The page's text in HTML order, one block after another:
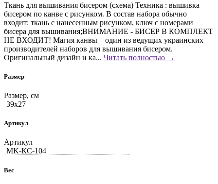
Ткань для вышивания бисером (схема) Техника : вышивка
бисером по канве с рисунком. В состав набора обычно
входит: ткань с нанесенным рисунком, ключ с номерами
бисера для вышивания;ВНИМАНИЕ - БИСЕР В КОМПЛЕКТ
НЕ ВХОДИТ! Магия канвы – один из ведущих украинских
производителей наборов для вышивания бисером.
Оригинальный дизайн и ка... Читать полностью →
Размер
Размер, см
39x27
Артикул
Артикул
MK-КС-104
Вес